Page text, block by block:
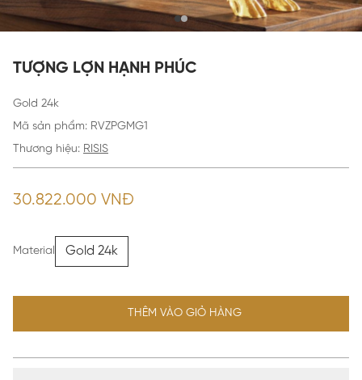
TƯỢNG LỢN HẠNH PHÚC
Gold 24k
Mã sản phẩm: RVZPGMG1
Thương hiệu: RISIS
30.822.000 VNĐ
Material Gold 24k
THÊM VÀO GIỎ HÀNG